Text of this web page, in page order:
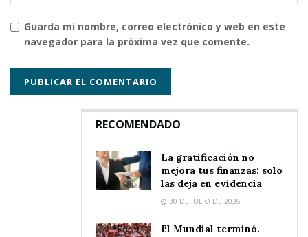
Guarda mi nombre, correo electrónico y web en este
navegador para la próxima vez que comente.
RECOMENDADO
La gratificación no
mejora tus finanzas: solo
las deja en evidencia
30 DE JULIO DE 2026
El Mundial terminó.